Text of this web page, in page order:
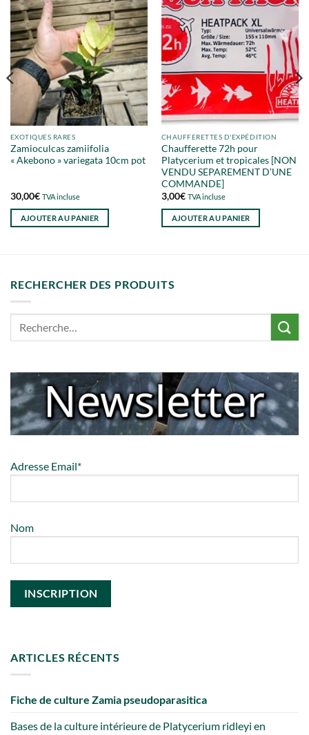
EXOTIQUES RARES
Zamioculcas zamiifolia
« Akebono » variegata 10cm pot
30,00€ TVA incluse
AJOUTER AU PANIER
CHAUFFERETTES D'EXPÉDITION
Chaufferette 72h pour
Platycerium et tropicales [NON
VENDU SEPAREMENT D’UNE
COMMANDE]
3,00€ TVA incluse
AJOUTER AU PANIER
RECHERCHER DES PRODUITS
Adresse Email*
Nom
ARTICLES RÉCENTS
Fiche de culture Zamia pseudoparasitica
Bases de la culture intérieure de Platycerium ridleyi en